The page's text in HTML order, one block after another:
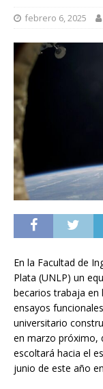
febrero 6, 2025
En la Facultad de
Plata (UNLP) un
becarios trabaja en
ensayos
universitario
en marzo próximo,
escoltará hacia el
junio de este año